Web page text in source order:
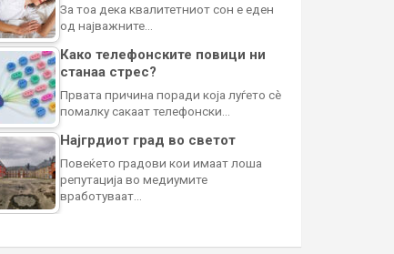
За тоа дека квалитетниот сон е еден
од најважните…
Како телефонските повици ни
станаа стрес?
Првата причина поради која луѓето сè
помалку сакаат телефонски…
Најгрдиот град во светот
Повеќето градови кои имаат лоша
репутација во медиумите
вработуваат…